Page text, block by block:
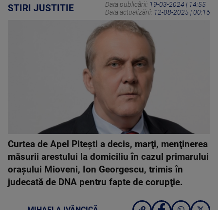
STIRI JUSTITIE Data publicării: 19-03-2024 | 14:55
Data actualizării: 12-08-2025 | 00:16
Curtea de Apel Piteşti a decis, marţi, menţinerea
măsurii arestului la domiciliu în cazul primarului
oraşului Mioveni, Ion Georgescu, trimis în
judecată de DNA pentru fapte de corupţie.